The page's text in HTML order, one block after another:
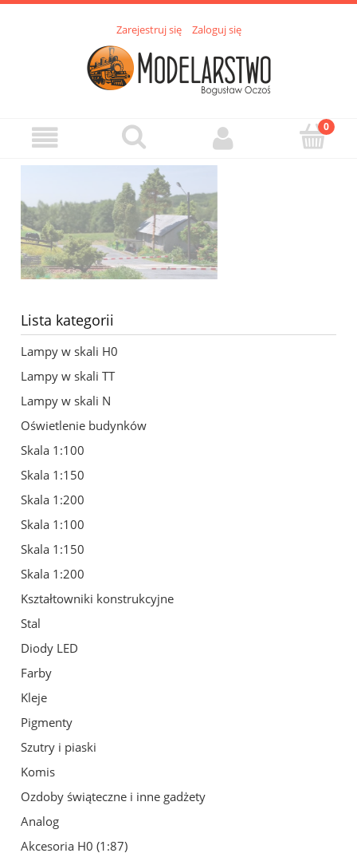
Zarejestruj się Zaloguj się
Lista kategorii
Lampy w skali H0
Lampy w skali TT
Lampy w skali N
Oświetlenie budynków
Skala 1:100
Skala 1:150
Skala 1:200
Skala 1:100
Skala 1:150
Skala 1:200
Kształtowniki konstrukcyjne
Stal
Diody LED
Farby
Kleje
Pigmenty
Szutry i piaski
Komis
Ozdoby świąteczne i inne gadżety
Analog
Akcesoria H0 (1:87)